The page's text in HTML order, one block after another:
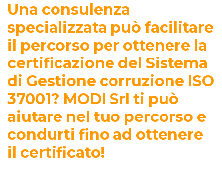
Una consulenza
specializzata può facilitare
il percorso per ottenere la
certificazione del Sistema
di Gestione corruzione ISO
37001? MODI Srl ti può
aiutare nel tuo percorso e
condurti fino ad ottenere
il certificato!